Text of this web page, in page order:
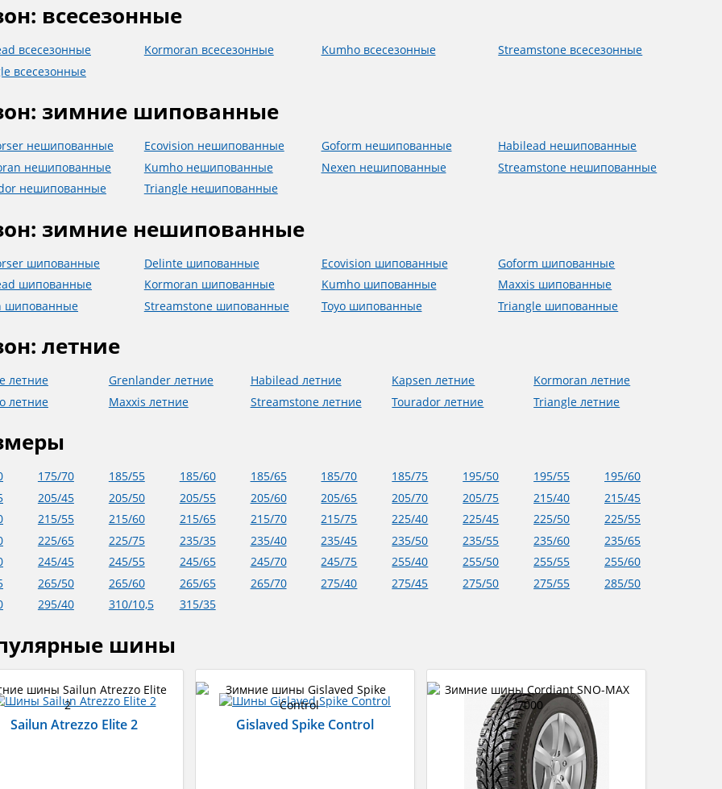
всесезонные
всесезонные Kormoran всесезонные Kumho всесезонные
Streamstone всесезонные
всесезонные
зимние шипованные
нешипованные Ecovision нешипованные Goform нешипованные
Habilead нешипованные
нешипованные
Kumho нешипованные Nexen нешипованные
Streamstone нешипованные
нешипованные
Triangle нешипованные
зимние нешипованные
шипованные Delinte шипованные Ecovision шипованные
Goform шипованные
шипованные
Kormoran шипованные Kumho шипованные
Maxxis шипованные
шипованные
Streamstone шипованные Toyo шипованные Triangle шипованные
летние
летние Grenlander летние Habilead летние Kapsen летние
Kormoran летние
летние
Maxxis летние Streamstone летние Tourador летние Triangle летние
175/70 185/55 185/60 185/65 185/70 185/75 195/50 195/55
195/60
205/45 205/50 205/55 205/60 205/65 205/70 205/75 215/40
215/45
215/55 215/60 215/65 215/70 215/75 225/40 225/45 225/50
225/55
225/65 225/75 235/35 235/40 235/45 235/50 235/55 235/60
235/65
245/45 245/55 245/65 245/70 245/75 255/40 255/50 255/55
255/60
265/50 265/60 265/65 265/70 275/40 275/45 275/50 275/55
285/50
295/40 310/10,5 315/35
шины
Sailun Atrezzo Elite 2 Gislaved Spike Control